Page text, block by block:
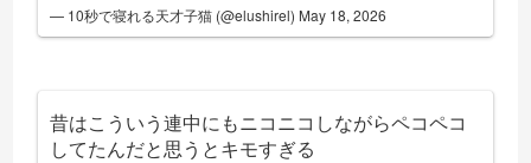
— 10秒で寝れる天才子猫 (@elushirel) May 18, 2026
昔はこういう連中にもニコニコしながらペコペコ
してたんだと思うとキモすぎる